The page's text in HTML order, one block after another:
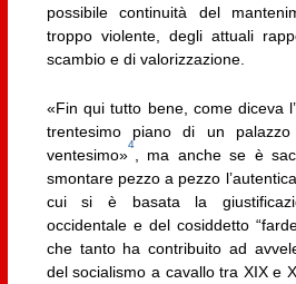
possibile continuità del
troppo violente, degli attuali
scambio e di valorizzazione.
«Fin qui tutto bene, come diceva
trentesimo piano di un
ventesimo»
4
, ma anche se è
smontare pezzo a pezzo
cui si è basata la
occidentale e del cosiddetto
che tanto ha contribuito ad
del socialismo a cavallo tra XIX e